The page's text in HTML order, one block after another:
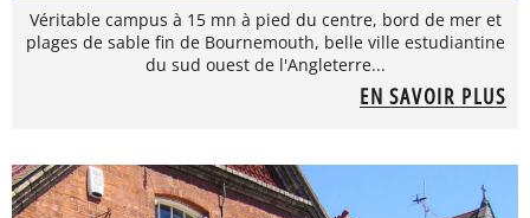
Véritable campus à 15 mn à pied du centre, bord de mer et
plages de sable fin de Bournemouth, belle ville estudiantine
du sud ouest de l'Angleterre...
EN SAVOIR PLUS